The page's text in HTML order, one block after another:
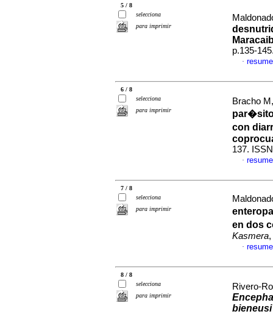
5 / 8
selecciona
para imprimir
p.135-
·
6 / 8
selecciona
para imprimir
Bracho
con
137.
·
7 / 8
selecciona
para imprimir
en dos
Kasmera
·
8 / 8
selecciona
para imprimir
Rivero-
bieneusi